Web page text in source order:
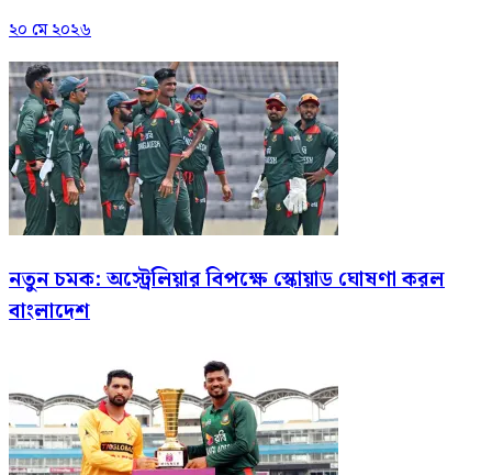
২০ মে ২০২৬
নতুন চমক: অস্ট্রেলিয়ার বিপক্ষে স্কোয়াড ঘোষণা করল
বাংলাদেশ